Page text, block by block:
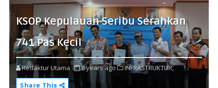
KSOP Kepulauan Seribu Serahkan
741 Pas Kecil
Redaktur Utama 8 years ago
INFRASTRUKTUR,
Share This